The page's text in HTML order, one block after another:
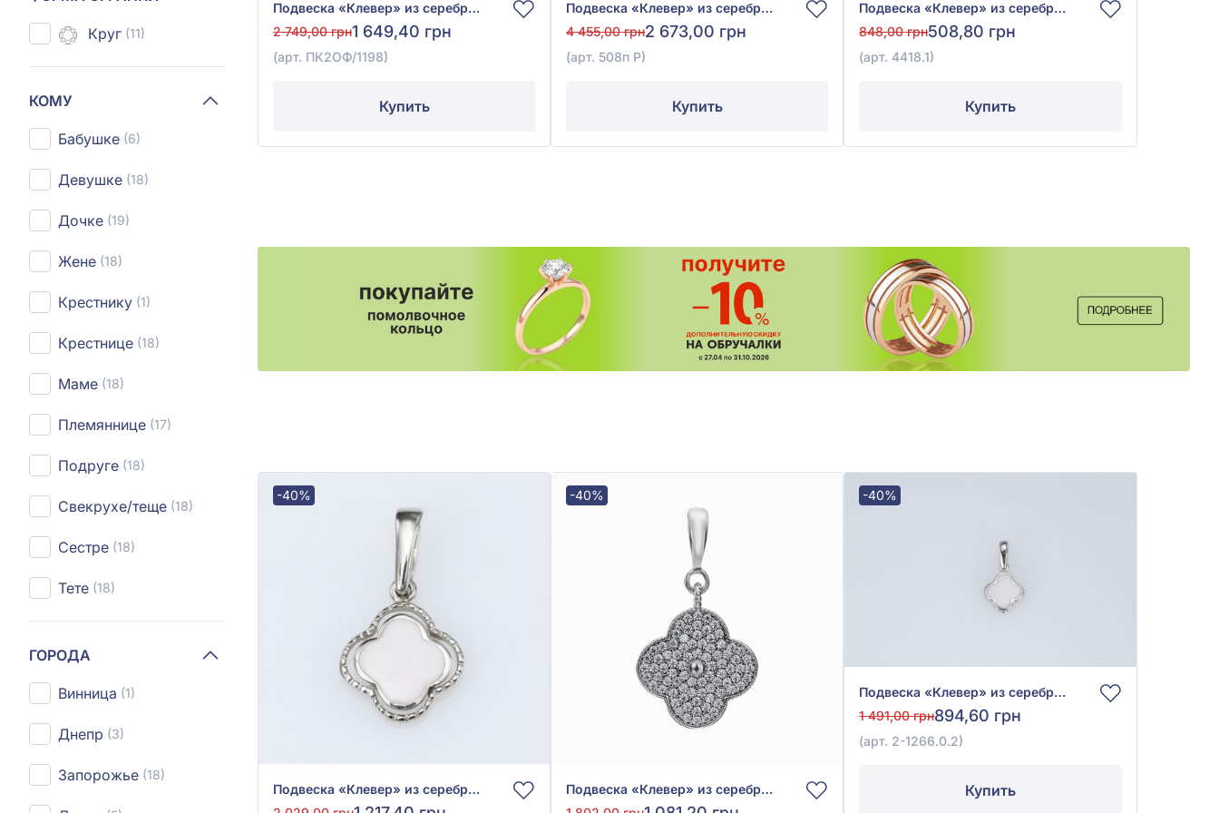
Круг (11)
КОМУ
Бабушке (6)
Девушке (18)
Дочке (19)
Жене (18)
Крестнику (1)
Крестнице (18)
Маме (18)
Племяннице (17)
Подруге (18)
Свекрухе/теще (18)
Сестре (18)
Тете (18)
ГОРОДА
Винница (1)
Днепр (3)
Запорожье (18)
Подвеска «Клевер» из серебра 925° с фианитом, кубическим цирконием и чёрным ониксом, арт. ПК2ОФ/1198
2 749,00 грн1 649,40 грн
(арт. ПК2ОФ/1198)
Купить
Подвеска «Клевер» из серебра 925°/375° с чёрным ониксом, арт. 508п Р
4 455,00 грн2 673,00 грн
(арт. 508п Р)
Купить
Подвеска «Клевер» из серебра 925° с фианитом, арт. 4418.1
848,00 грн508,80 грн
(арт. 4418.1)
Купить
-40%
Подвеска «Клевер» из серебра 925° с эмалью, арт. 2-1262.0.2
-40%
Подвеска «Клевер» из серебра 925° с фианитом, арт. 4427.1
-40%
Подвеска «Клевер» из серебра 925° с эмалью, арт. 2-1266.0.2
1 491,00 грн894,60 грн
(арт. 2-1266.0.2)
Купить